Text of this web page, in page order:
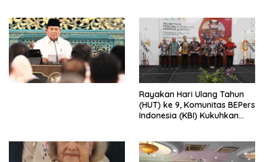
Penjajahan (Pergolakan
Ekonomi Politik Indonesia) &
Simposium Nasional “Urgensi
Undang-Undang
Perekonomian Nasional dan
Kesejahteraan Sosial dalam
Rayakan Hari Ulang Tahun
(HUT) ke 9, Komunitas BEPers
Indonesia (KBI) Kukuhkan
Tema: “Penguatan dan
Pengembangan Organisasi